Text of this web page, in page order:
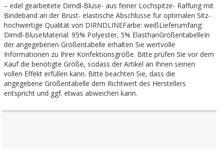
– edel gearbeitete Dirndl-Bluse- aus feiner Lochspitze- Raffung mit
Bindeband an der Brust- elastische Abschlüsse für optimalen Sitz-
hochwertige Qualität von DIRNDLINEFarbe: weißLieferumfang:
Dirndl-BluseMaterial: 95% Polyester, 5% ElasthanGrößentabelleIn
der angegebenen Größentabelle erhalten Sie wertvolle
Informationen zu Ihrer Konfektionsgröße. Bitte prüfen Sie vor dem
Kauf die benötigte Größe, sodass der Artikel an Ihnen seinen
vollen Effekt erfüllen kann. Bitte beachten Sie, dass die
angegebene Größentabelle dem Richtwert des Herstellers
entspricht und ggf. etwas abweichen kann.